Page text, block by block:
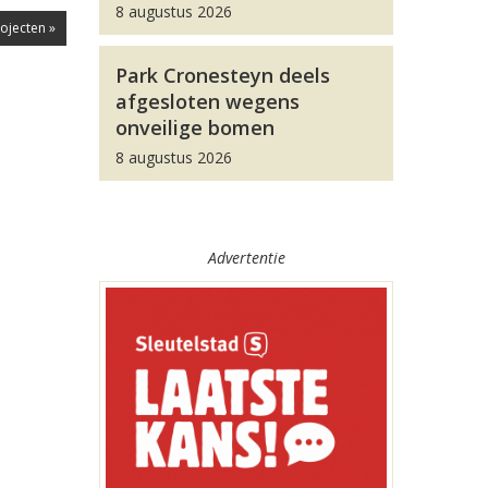
»
8 augustus 2026
Park Cronesteyn deels
afgesloten wegens
onveilige bomen
8 augustus 2026
Advertentie